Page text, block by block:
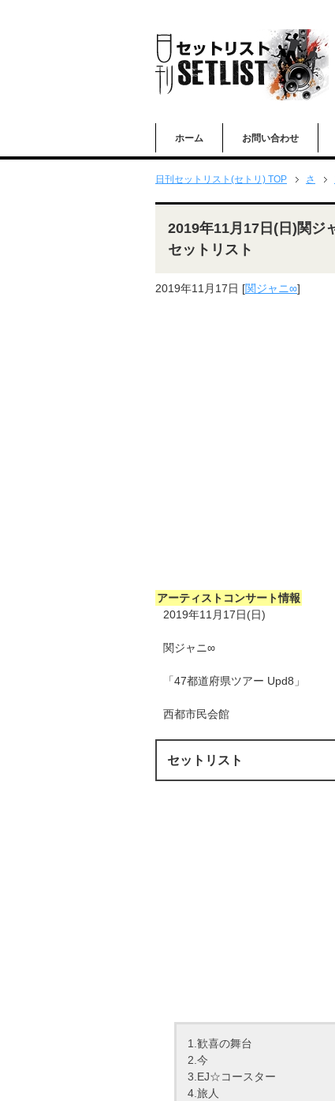
ホーム お問い合わせ
日刊セットリスト(セトリ) TOP さ
2019年11月17日(日)関ジ
セットリスト
2019年11月17日 [関ジャニ∞]
アーティストコンサート情報
2019年11月17日(日)
関ジャニ∞
「47都道府県ツアー Upd8」
西都市民会館
セットリスト
1.歓喜の舞台
2.今
3.EJ☆コースター
4.旅人